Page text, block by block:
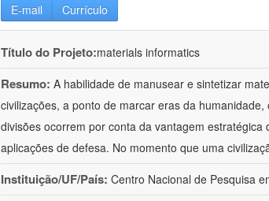
E-mail Currículo
Título do Projeto:materials informatics
Resumo: A habilidade de manusear e sintetizar
civilizações, a ponto de marcar eras da
divisões ocorrem por conta da vantagem
aplicações de defesa. No momento que uma
Instituição/UF/País: Centro Nacional de Pesquisa